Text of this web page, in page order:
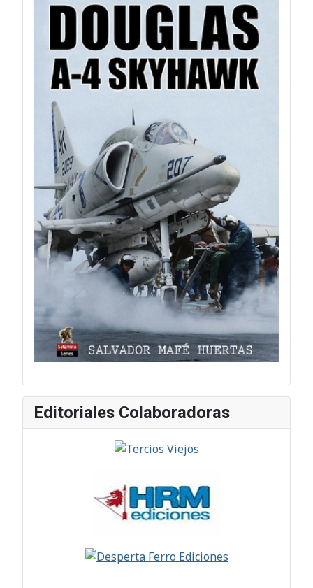
Editoriales Colaboradoras